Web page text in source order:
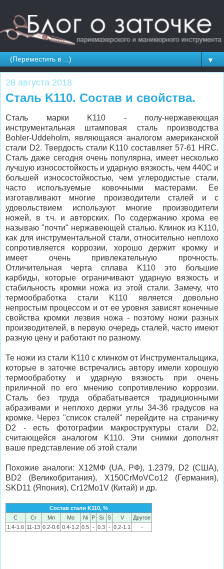
▼
28 августа 2018
Сталь K110. Состав и свойства.
Сталь марки K110 - полу-нержавеющая
инструментальная штамповая сталь производства
Bohler-Uddeholm, являющаяся аналогом американской
стали D2. Твердость стали K110 составляет 57-61 HRC.
Сталь даже сегодня очень популярна, имеет несколько
лучшую износостойкость и ударную вязкость, чем 440C и
большей износостойкостью, чем углеродистые стали,
часто используемые ковочными мастерами. Ее
изготавливают многие производители сталей и с
удовольствием используют многие производители
ножей, в т.ч. и авторских. По содержанию хрома ее
называю "почти" нержавеющей сталью. Клинок из K110,
как для инструментальной стали, относительно неплохо
сопротивляется коррозии, хорошо держит кромку и
имеет очень привлекательную прочность.
Отличительная черта сплава K110 это большие
карбиды, которые ограничивают ударную вязкость и
стабильность кромки ножа из этой стали. Замечу, что
термообработка стали K110 является довольно
непростым процессом и от ее уровня зависят конечные
свойства кромки лезвия ножа - поэтому ножи разных
производителей, в первую очередь сталей, часто имеют
разную цену и работают по разному.
Те ножи из стали K110 с клинком от Инструментальщика,
которые в заточке встречались автору имели хорошую
термообработку и ударную вязкость при очень
приличной по его мнению сопротивлению коррозии.
Сталь без труда обрабатывается традиционными
абразивами и неплохо держи углы 34-36 градусов на
кромке. Через "список сталей" перейдите на страничку
D2 - есть фотографии макроструктуры стали D2,
считающейся аналогом K110. Эти снимки дополнят
ваше представление об этой стали
Похожие аналоги: Х12МФ (UA, РФ), 1.2379, D2 (США),
BD2 (Великобритания), X150CrMoVCo12 (Германия),
SKD11 (Япония), Cr12Mo1V (Китай) и др.
Состав стали K110, %
C
Cr Mn Mo Ni P Si S V
Другое
1.4-1.6 11-13 0.2-0.6 0.4-1.2 0.5 - 0.3 - 0.2-1.1 -